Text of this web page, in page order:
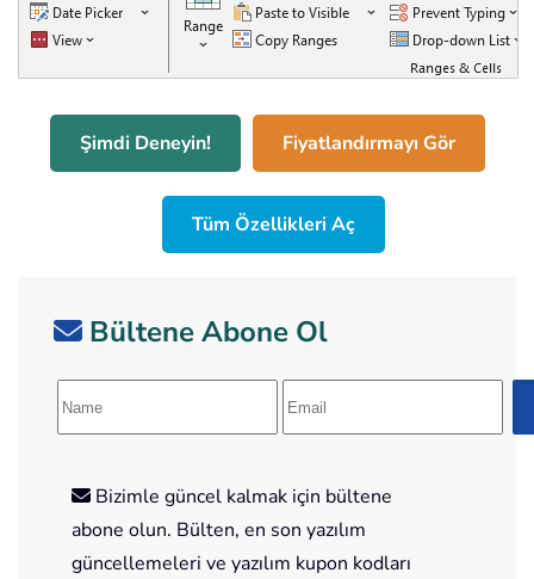
Şimdi Deneyin! Fiyatlandırmayı Gör
Tüm Özellikleri Aç
Bültene Abone Ol
Bizimle güncel kalmak için bültene
abone olun. Bülten, en son yazılım
güncellemeleri ve yazılım kupon kodları